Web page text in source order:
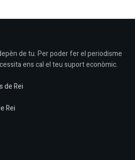
de tu. Per poder fer el periodisme
ens cal el teu suport econòmic.
de Rei
Rei